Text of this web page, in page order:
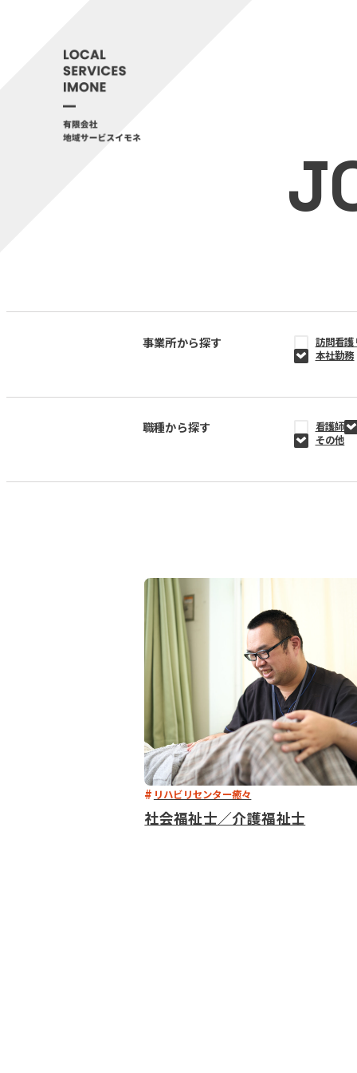
事業所から探す
訪問看
本社勤務
職種から探す
看護師
その他
リハビリセンター癒々
社会福祉士／介護福祉士